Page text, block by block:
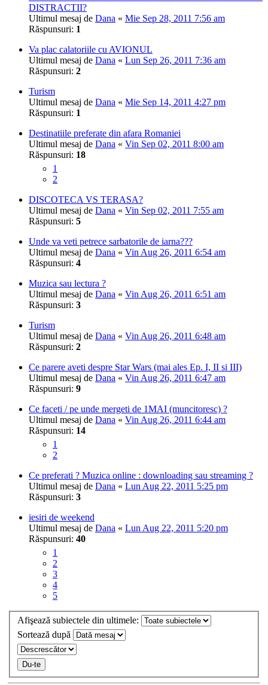
DISTRACTII?
Ultimul mesaj de Dana « Mie Sep 28, 2011 7:56 am
Răspunsuri: 1
Va plac calatoriile cu AVIONUL
Ultimul mesaj de Dana « Lun Sep 26, 2011 7:36 am
Răspunsuri: 2
Turism
Ultimul mesaj de Dana « Mie Sep 14, 2011 4:27 pm
Răspunsuri: 1
Destinatiile preferate din afara Romaniei
Ultimul mesaj de Dana « Vin Sep 02, 2011 8:00 am
Răspunsuri: 18
1
2
DISCOTECA VS TERASA?
Ultimul mesaj de Dana « Vin Sep 02, 2011 7:55 am
Răspunsuri: 5
Unde va veti petrece sarbatorile de iarna???
Ultimul mesaj de Dana « Vin Aug 26, 2011 6:54 am
Răspunsuri: 4
Muzica sau lectura ?
Ultimul mesaj de Dana « Vin Aug 26, 2011 6:51 am
Răspunsuri: 3
Turism
Ultimul mesaj de Dana « Vin Aug 26, 2011 6:48 am
Răspunsuri: 2
Ce parere aveti despre Star Wars (mai ales Ep. I, II si III)
Ultimul mesaj de Dana « Vin Aug 26, 2011 6:47 am
Răspunsuri: 9
Ce faceti / pe unde mergeti de 1MAI (muncitoresc) ?
Ultimul mesaj de Dana « Vin Aug 26, 2011 6:44 am
Răspunsuri: 14
1
2
Ce preferati ? Muzica online : downloading sau streaming ?
Ultimul mesaj de Dana « Lun Aug 22, 2011 5:25 pm
Răspunsuri: 3
iesiri de weekend
Ultimul mesaj de Dana « Lun Aug 22, 2011 5:20 pm
Răspunsuri: 40
1
2
3
4
5
Afişează subiectele din ultimele:
Sortează după